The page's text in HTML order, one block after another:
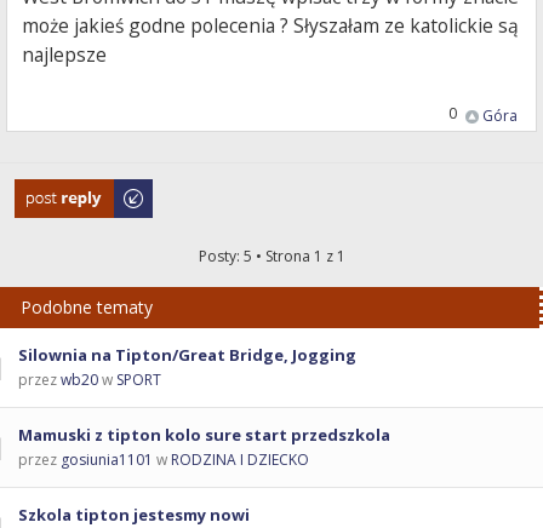
może jakieś godne polecenia ? Słyszałam ze katolickie są
najlepsze
Góra
0
Odpowiedz
Posty: 5 • Strona 1 z 1
Podobne tematy
Silownia na Tipton/Great Bridge, Jogging
przezwb20w SPORT
Mamuski z tipton kolo sure start przedszkola
przez gosiunia1101 w RODZINA I DZIECKO
Szkola tipton jestesmy nowi